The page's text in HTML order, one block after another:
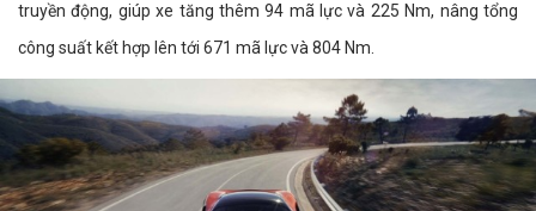
truyền động, giúp xe tăng thêm 94 mã lực và 225 Nm, nâng tổng
công suất kết hợp lên tới 671 mã lực và 804 Nm.